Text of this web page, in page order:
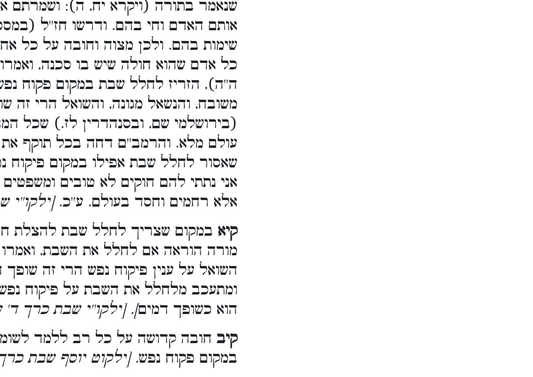
שנאמר בתורה (ויקרא יח, ה): ושמרתם
אותם האדם וחי בהם. ודרשו חז''ל
שימות בהם. ולכן מצוה וחובה על כל
כל אדם שהוא חולה שיש בו סכנה,
ה''ה), הזריז לחלל שבת במקום פקוח
משובח, והנשאל מגונה, והשואל הרי זה
(בירושלמי שם, ובסנהדרין לז.) שכל
עולם מלא. והרמב''ם דחה בכל תוקף את
שאסור לחלל שבת אפילו במקום פיקוח
אני נתתי להם חוקים לא טובים
אלא רחמים וחסד בעולם. ע''כ.
קיא במקום שצריך לחלל שבת להצלת
מורה הוראה אם לחלל את השבת,
השואל על ענין פיקוח נפש הרי זה
ומתעכב מלחלל את השבת על פיקוח
הוא כשופך דמים]. [ילקו''י שבת כרך ד'
קיב חובה קדושה על כל רב ללמד
במקום פקוח נפש. [ילקוט יוסף שבת